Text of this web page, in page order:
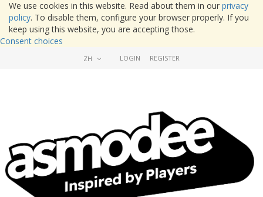
We use cookies in this website. Read about them in our privacy
policy. To disable them, configure your browser properly. If you
keep using this website, you are accepting those.
Consent choices
ZH LOGIN REGISTER